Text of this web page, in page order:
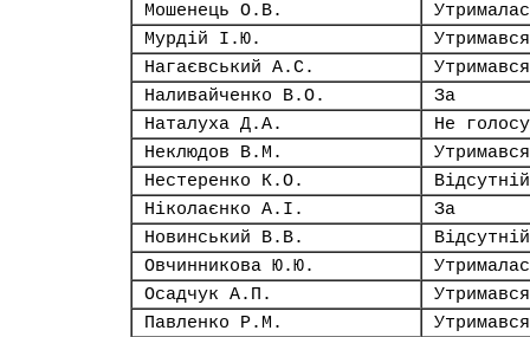
Мошенець О.В.
Мурдій І.Ю.
Утримався
Нагаєвський А.С.
Утримався
Наливайченко В.О.
За
Наталуха Д.А.
Не
Неклюдов В.М.
Утримався
Нестеренко К.О.
Відсутній
Ніколаєнко А.І.
За
Новинський В.В.
Відсутній
Овчинникова Ю.Ю.
Осадчук А.П.
Утримався
Павленко Р.М.
Утримався